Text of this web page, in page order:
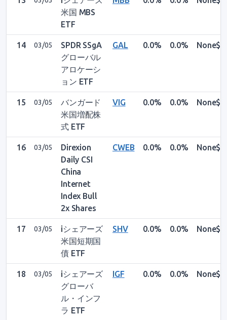
米国 MBS
ETF
14 03/05
SPDR SSgA
グローバル
アロケーシ
ョン ETF
GAL 0.0% 0.0% None$
15 03/05
バンガード
米国増配株
式 ETF
VIG 0.0% 0.0% None$
16 03/05
Direxion
Daily CSI
China
Internet
Index Bull
2x Shares
CWEB 0.0% 0.0% None$
17 03/05
iシェアーズ
米国短期国
債 ETF
SHV 0.0% 0.0% None$
18 03/05
iシェアーズ
グローバ
ル・インフ
ラ ETF
IGF 0.0% 0.0% None$